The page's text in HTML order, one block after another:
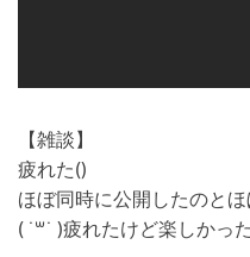
【雑談】
疲れた()
ほぼ同時に公開したのと
( ˙꒳​˙ )疲れたけど楽しかっ